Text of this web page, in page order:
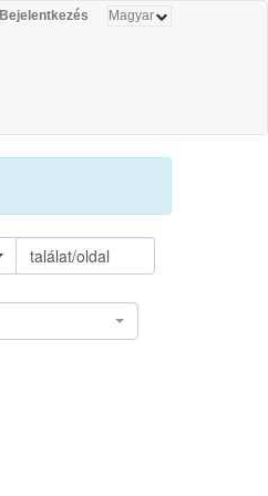
Bejelentkezés
találat/oldal